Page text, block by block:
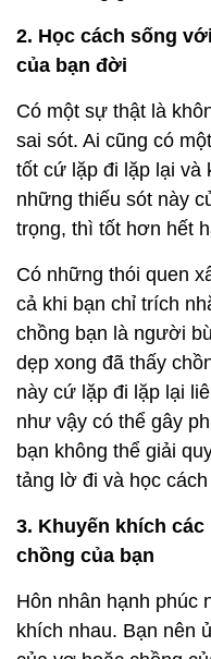
2. Học cách sống
của bạn đời
Có một sự thật là
sai sót. Ai cũng có
tốt cứ lặp đi lặp lại và
những thiếu sót này
trọng, thì tốt hơn hết
Có những thói quen
cả khi bạn chỉ trích
chồng bạn là người
dẹp xong đã thấy
này cứ lặp đi lặp lại
như vậy có thể gây
bạn không thể giải
tảng lờ đi và học
3. Khuyến khích
chồng của bạn
Hôn nhân hạnh phúc
khích nhau. Bạn nên